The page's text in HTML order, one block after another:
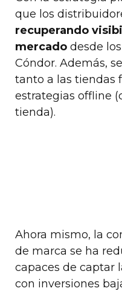
que los
recuperando
mercado desde
Cóndor. Además,
tanto a las tiendas
estrategias offline
tienda).
Ahora mismo, la
de marca se ha
capaces de captar
con inversiones